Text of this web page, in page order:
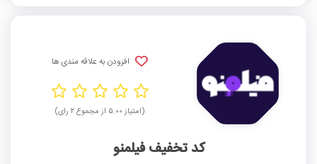
افزودن به علاقه مندی ها
(امتیاز ۵.۰۰ از مجموع ۲ رای)
کد تخفیف فیلمنو